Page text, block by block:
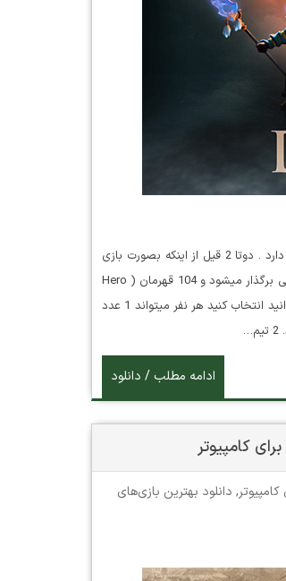
دانلود بازی Dota 2 این عنوان در سبک استراتژیک می باشد طرفداران پرشوری در سراسر جهان دارد . دوتا 2 قیل از اینکه بصورت بازی
منتشر شود یکی از نقشه ها یا map های بازی وار کرفت Warcraft بود . dota 2 به صورت گروهی برگذار میشود و 104 قهرمان ( Hero
) که در سه دسته ( agility , strength , intelligence ) جادو ، سرعت و قدرت قرار دارند را می توانید انتخاب کنید هر نفر میتواند 1 عدد
ادامه مطلب / دانلود
, دانلود بهترین بازی‌های